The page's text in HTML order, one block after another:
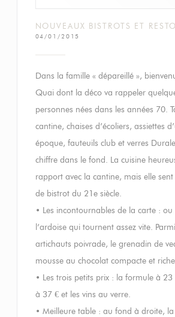
NOUVEAUX BISTROTS ET
04/01/2015
Dans la famille « dépareillé »,
Quai dont la déco va rappeler
personnes nées dans les années 70.
cantine, chaises d’écoliers, assiettes
époque, fauteuils club et verres
chiffre dans le fond. La cuisine
rapport avec la cantine, mais elle
de bistrot du 21e siècle.
• Les incontournables de la carte :
l’ardoise qui tournent assez vite.
artichauts poivrade, le grenadin de
mousse au chocolat compacte et
• Les trois petits prix : la formule à
à 37 € et les vins au verre.
• Meilleure table : au fond à droite,